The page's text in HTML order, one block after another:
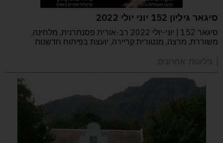
סיגאר גיליון 152 יוני יולי 2022
סיגאר 152 | יוני-יולי 2022 רב-אורית פסנתרנית, מלחינה,
משוררת, מרצה, מנטורית קריירה, יועצת בפיתוח חדשנות
| גיליונות אחרונים